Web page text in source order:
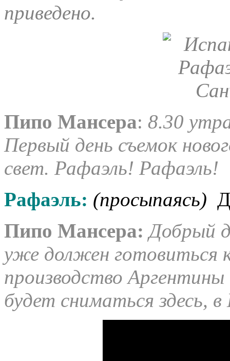
приведено.
Пипо Мансера: 8.30
Первый день съемок
свет. Рафаэль! Рафаэль!
Рафаэль: (просыпаясь)
Пипо Мансера: Добрый
уже должен готовиться
производство
будет сниматься здесь, в